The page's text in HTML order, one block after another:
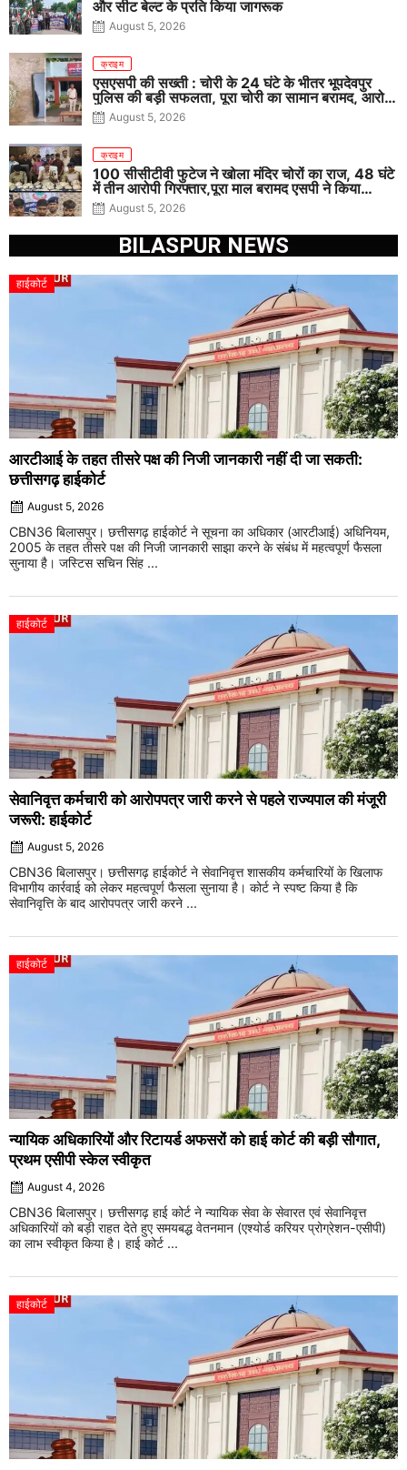
और सीट बेल्ट के प्रति किया जागरूक
August 5, 2026
क्राइम
एसएसपी की सख्ती : चोरी के 24 घंटे के भीतर भूपदेवपुर
पुलिस की बड़ी सफलता, पूरा चोरी का सामान बरामद, आरोपी
गिरफ्तार
August 5, 2026
क्राइम
100 सीसीटीवी फुटेज ने खोला मंदिर चोरों का राज, 48 घंटे
में तीन आरोपी गिरफ्तार,पूरा माल बरामद एसपी ने किया
खुलासा
August 5, 2026
BILASPUR NEWS
हाईकोर्ट
आरटीआई के तहत तीसरे पक्ष की निजी जानकारी नहीं दी जा सकती:
छत्तीसगढ़ हाईकोर्ट
August 5, 2026
CBN36 बिलासपुर। छत्तीसगढ़ हाईकोर्ट ने सूचना का अधिकार (आरटीआई) अधिनियम,
2005 के तहत तीसरे पक्ष की निजी जानकारी साझा करने के संबंध में महत्वपूर्ण फैसला
सुनाया है। जस्टिस सचिन सिंह ...
हाईकोर्ट
सेवानिवृत्त कर्मचारी को आरोपपत्र जारी करने से पहले राज्यपाल की मंजूरी
जरूरी: हाईकोर्ट
August 5, 2026
CBN36 बिलासपुर। छत्तीसगढ़ हाईकोर्ट ने सेवानिवृत्त शासकीय कर्मचारियों के खिलाफ
विभागीय कार्रवाई को लेकर महत्वपूर्ण फैसला सुनाया है। कोर्ट ने स्पष्ट किया है कि
सेवानिवृत्ति के बाद आरोपपत्र जारी करने ...
हाईकोर्ट
न्यायिक अधिकारियों और रिटायर्ड अफसरों को हाई कोर्ट की बड़ी सौगात,
प्रथम एसीपी स्केल स्वीकृत
August 4, 2026
CBN36 बिलासपुर। छत्तीसगढ़ हाई कोर्ट ने न्यायिक सेवा के सेवारत एवं सेवानिवृत्त
अधिकारियों को बड़ी राहत देते हुए समयबद्ध वेतनमान (एश्योर्ड करियर प्रोग्रेशन-एसीपी)
का लाभ स्वीकृत किया है। हाई कोर्ट ...
हाईकोर्ट